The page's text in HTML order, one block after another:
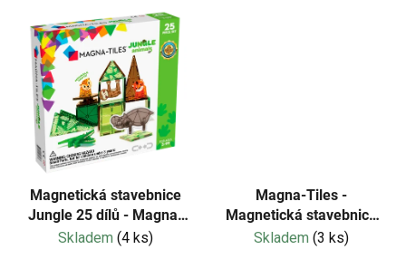
Magnetická stavebnice
Jungle 25 dílů - Magna-
Tiles
Skladem (4 ks)
Magna-Tiles -
Magnetická stavebnice
Police Station 35 dílů
Skladem (3 ks)